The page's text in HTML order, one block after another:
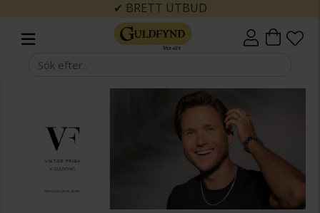
✔ BRETT UTBUD